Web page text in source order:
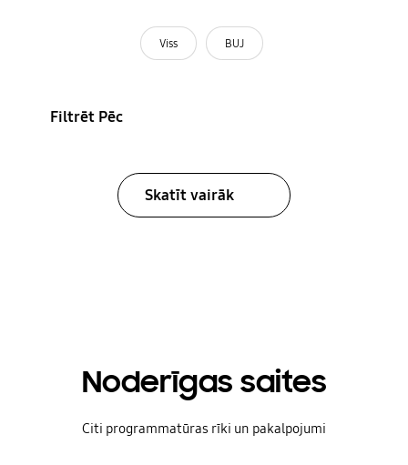
Viss BUJ
Filtrēt Pēc
Skatīt vairāk
Noderīgas saites
Citi programmatūras rīki un pakalpojumi